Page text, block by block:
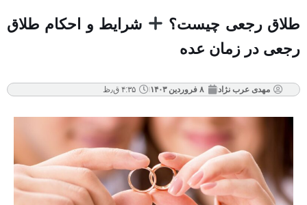
طلاق رجعی چیست؟
شرایط و احکام طلاق
رجعی در زمان عده
مهدی عرب نژاد ۸ فروردین ۱۴۰۳ ۴:۳۵ ق٫ظ